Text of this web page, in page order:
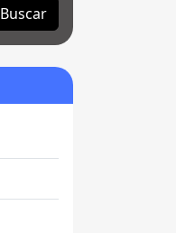
Buscar